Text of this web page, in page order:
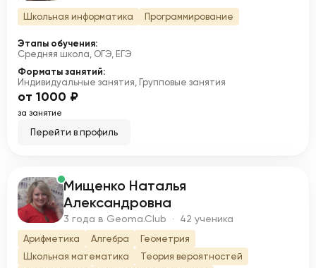
Школьная информатика Программирование
Этапы обучения:
Средняя школа, ОГЭ, ЕГЭ
Форматы занятий:
Индивидуальные занятия, Групповые занятия
от 1000 ₽
за занятие
Перейти в профиль
М Мищенко Наталья
Александровна
3 года в Geoma.Club · 42 ученика
Арифметика Алгебра
Геометрия
Школьная математика
Теория вероятностей